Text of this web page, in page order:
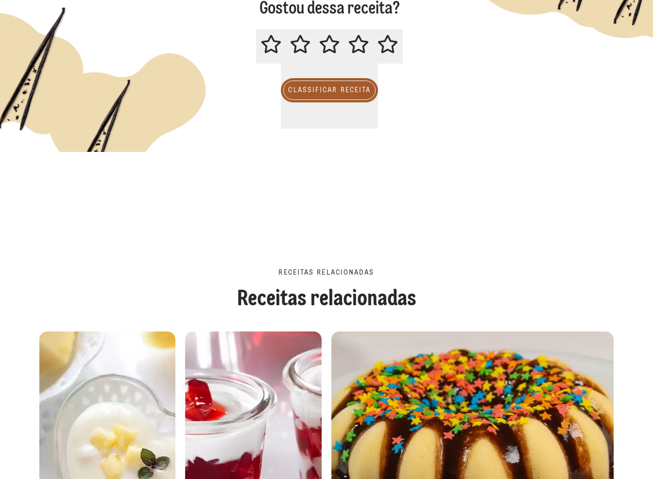
Gostou dessa receita?
CLASSIFICAR ESTA RECEITA
CLASSIFICAR RECEITA
RECEITAS RELACIONADAS
Receitas relacionadas
Gelado de Abacaxi com Iogurte